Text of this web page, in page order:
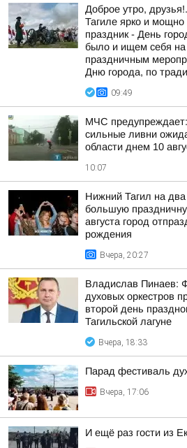
Доброе утро,
Тагиле ярко и
праздник - День
было и ищем себя
праздничным
Дню города, по
09:49
МЧС
сильные ливни
области днем 10
10:07
Нижний Тагил на
большую
августа город
рождения
Вчера, 20:27
Владислав Пинаев:
духовых оркестров
второй день
Тагильской лагуне
Вчера, 18:33
Парад фестиваль
Вчера, 17:06
И ещё раз гости из